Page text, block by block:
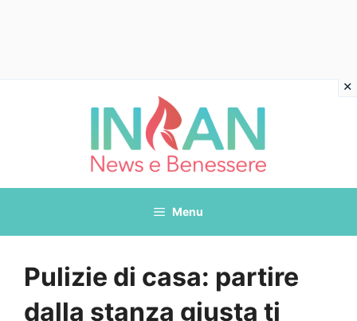
Menu
Pulizie di casa: partire
dalla stanza giusta ti